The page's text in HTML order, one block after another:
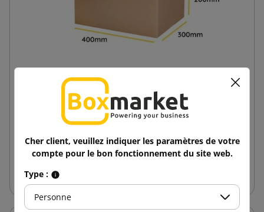
Caisse américaine brune K060 400x300x200
Cher client, veuillez indiquer les paramètres de votre
compte pour le bon fonctionnement du site web.
Type :
Personne